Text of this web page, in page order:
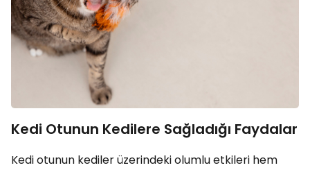
Kedi Otunun Kedilere Sağladığı Faydalar
Kedi otunun kediler üzerindeki olumlu etkileri hem